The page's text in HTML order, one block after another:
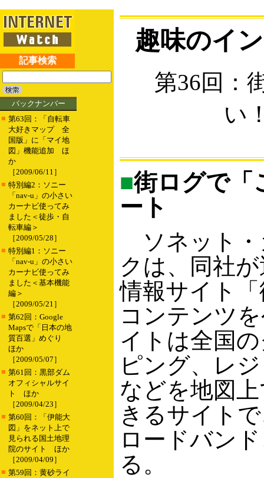
記事検索
バックナンバー
■ 第63回：「自転車
大好きマップ 全
国版」に「マイ地
図」機能追加 ほ
か
［2009/06/11］
■ 特別編2：ソニー
「nav-u」の小さい
カーナビ使ってみ
ました＜徒歩・自
転車編＞
［2009/05/28］
■ 特別編1：ソニー
「nav-u」の小さい
カーナビ使ってみ
ました＜基本機能
編＞
［2009/05/21］
■ 第62回：Google
Mapsで「日本の地
質百選」めぐり
ほか
［2009/05/07］
■ 第61回：黒部ダム
オフィシャルサイ
ト ほか
［2009/04/23］
■ 第60回：「伊能大
図」をネット上で
見られる国土地理
院のサイト ほか
［2009/04/09］
■ 第59回：黄砂ライ
趣味のイ
第36回：
い
■街ログで「
ート
ソネット・
クは、同社
情報サイト
コンテンツ
イトは全国
ピング、レ
などを地図
きるサイト
ロードバン
る。